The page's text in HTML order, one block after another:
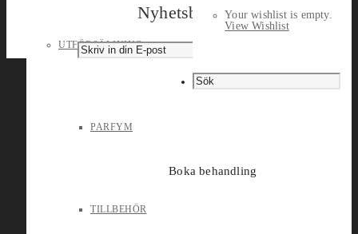
UTFÖRSÄLJNING
PARFYM
TILLBEHÖR
Your wishlist is empty.
View Wishlist
Boka behandling
Nyhetsbrev